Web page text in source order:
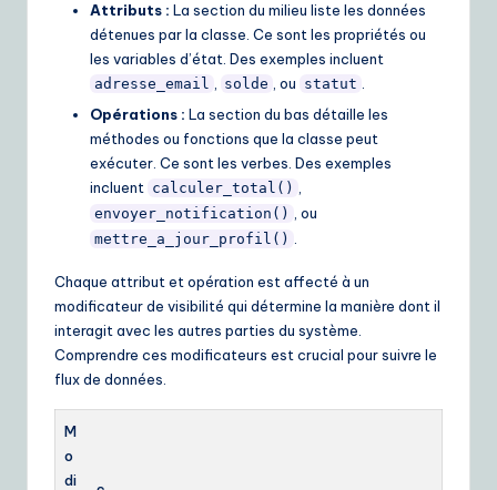
Attributs : La section du milieu liste les données
détenues par la classe. Ce sont les propriétés ou
les variables d’état. Des exemples incluent
adresse_email solde , ou statut
Opérations : La section du bas détaille les
méthodes ou fonctions que la classe peut
exécuter. Ce sont les verbes. Des exemples
incluent calculer_total()
envoyer_notification() , ou
mettre_a_jour_profil()
Chaque attribut et opération est affecté à un
modificateur de visibilité qui détermine la manière dont il
interagit avec les autres parties du système.
Comprendre ces modificateurs est crucial pour suivre le
flux de données.
M
o
di